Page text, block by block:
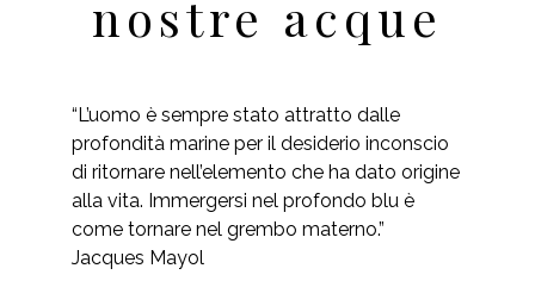
nostre acque
“L’uomo è sempre stato attratto dalle
profondità marine per il desiderio inconscio
di ritornare nell’elemento che ha dato origine
alla vita. Immergersi nel profondo blu è
come tornare nel grembo materno.”
Jacques Mayol